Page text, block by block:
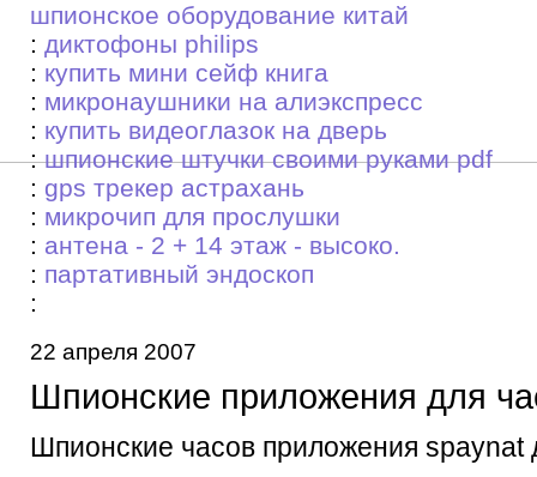
шпионское оборудование китай
: диктофоны philips
: купить мини сейф книга
: микронаушники на алиэкспресс
: купить видеоглазок на дверь
:шпионские штучки своими руками pdf
: gps трекер астрахань
: микрочип для прослушки
: антена - 2 + 14 этаж - высоко.
: партативный эндоскоп
:
22 апреля 2007
Шпионские приложения для
Шпионские часов приложения spaynat